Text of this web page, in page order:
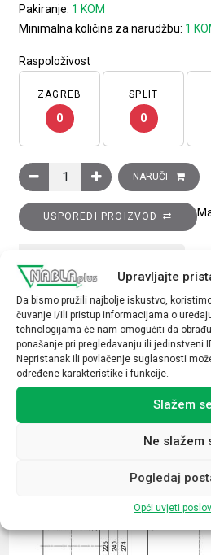
Upravljajte
Da bismo pružili najbolje iskustvo,
čuvanje i/ili pristup informacijama o
tehnologijama će nam omogućiti da
ponašanje pri pregledavanju ili jedinstveni
Nepristanak ili povlačenje suglasnosti
određene karakteristike i funkcije.
Slažem se
Ne slažem
Pogledaj
Opći uvjeti
Pakiranje: 1 KOM
Minimalna količina za narudžbu: 1
Raspoloživost
ZAGREB
0
SPLIT
0
Induktivni senzor XS6 M18–D
NARUČI
USPOREDI PROIZVOD
TEHNIČKE SPECIFIKACIJE
Povezani proizvodi